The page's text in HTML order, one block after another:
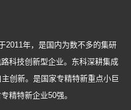
2011年，是国内为数不多的集研
科技创新型企业。东科深耕集成
创新。是国家专精特新重点小巨
精特新企业50强。